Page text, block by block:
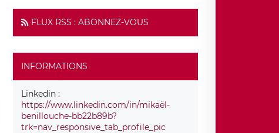
FLUX RSS : ABONNEZ-VOUS
INFORMATIONS
Linkedin :
https://www.linkedin.com/in/mikaël-
benillouche-bb22b89b?
trk=nav_responsive_tab_profile_pic